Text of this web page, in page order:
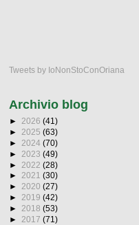
Tweets by IoNonStoConOriana
Archivio blog
► 2026 (41)
► 2025 (63)
► 2024 (70)
► 2023 (49)
► 2022 (28)
► 2021 (30)
► 2020 (27)
► 2019 (42)
► 2018 (53)
► 2017 (71)